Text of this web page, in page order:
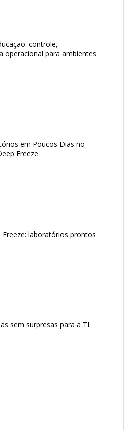
controle,
operacional para ambientes
em Poucos Dias no
Freeze
laboratórios prontos
sem surpresas para a TI